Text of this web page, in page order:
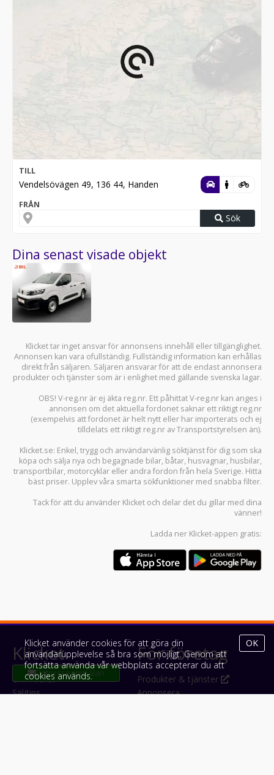
TILL
Vendelsövägen 49, 136 44, Handen
FRÅN
Sök
Dina senast visade objekt
Klicket tar inget ansvar för annonsens innehåll eller tillgänglighet.
Annonsen kan vara ofullständig. Fullständig information kan erhållas
direkt från säljaren. Säljaren ansvarar för att de endast annonsera
produkter och tjänster som är i enlighet med gällande svenska lagar.
OBS! V-reg.nr är ej äkta reg.nr. Ett påhittat V-reg.nr kan anges i
annonsen om det aktuella fordonet saknar ett riktigt reg.nr
(exempelvis att fordonet är helt nytt eller har importerats och ej
tilldelats ett riktigt reg.nr av Transportstyrelsen än).
Klicket.se: Enkel, trygg och användarvänlig söktjänst för dig som ska
köpa och sälja nya och begagnade bilar, båtar, husvagnar, husbilar,
transportbilar, motorcyklar eller andra fordon från hela Sverige. Hitta
bäst priser. Upplev våra smarta sökfunktioner med snabba filter.
Tack för att du använder Klicket och delar det du gillar med dina
vänner!
Ladda ner Klicket-appen gratis:
Klicket
Om Klicket
Säljtips
För företag
Produkter & tjänster
Annonsera
Klicket använder cookies för att göra din
användarupplevelse så bra som möjligt. Genom att
fortsätta använda vår webbplats accepterar du att
cookies används.
OK